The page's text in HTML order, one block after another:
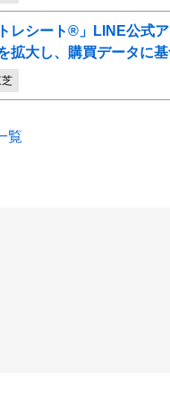
トレシート®」LINE公式
拡大し、購買データに
覧